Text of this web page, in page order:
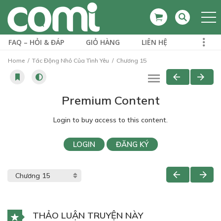
FAQ – HỎI & ĐÁP GIỎ HÀNG LIÊN HỆ
Home Tác Động Nhỏ Của Tình Yêu Chương 15
Premium Content
Login to buy access to this content.
LOGIN ĐĂNG KÝ
THẢO LUẬN TRUYỆN NÀY